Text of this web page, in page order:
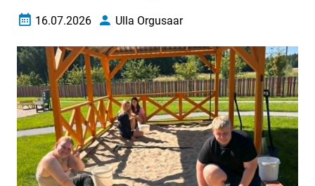
Loomise kuupäev
16.07.2026 AutorUlla Orgusaar